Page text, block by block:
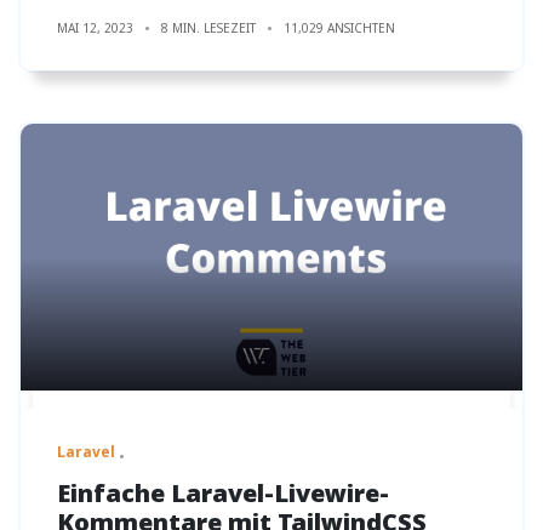
MAI 12, 2023 8 MIN. LESEZEIT 11,029 ANSICHTEN
Laravel
Einfache Laravel-Livewire-
Kommentare mit TailwindCSS